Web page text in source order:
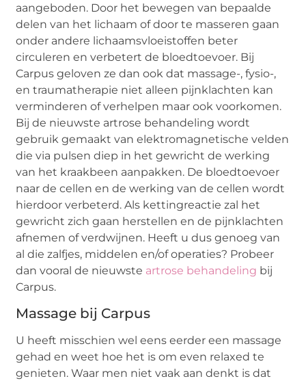
aangeboden. Door het bewegen van bepaalde
delen van het lichaam of door te masseren gaan
onder andere lichaamsvloeistoffen beter
circuleren en verbetert de bloedtoevoer. Bij
Carpus geloven ze dan ook dat massage-, fysio-,
en traumatherapie niet alleen pijnklachten kan
verminderen of verhelpen maar ook voorkomen.
Bij de nieuwste artrose behandeling wordt
gebruik gemaakt van elektromagnetische velden
die via pulsen diep in het gewricht de werking
van het kraakbeen aanpakken. De bloedtoevoer
naar de cellen en de werking van de cellen wordt
hierdoor verbeterd. Als kettingreactie zal het
gewricht zich gaan herstellen en de pijnklachten
afnemen of verdwijnen. Heeft u dus genoeg van
al die zalfjes, middelen en/of operaties? Probeer
dan vooral de nieuwste artrose behandeling bij
Carpus.
Massage bij Carpus
U heeft misschien wel eens eerder een massage
gehad en weet hoe het is om even relaxed te
genieten. Waar men niet vaak aan denkt is dat